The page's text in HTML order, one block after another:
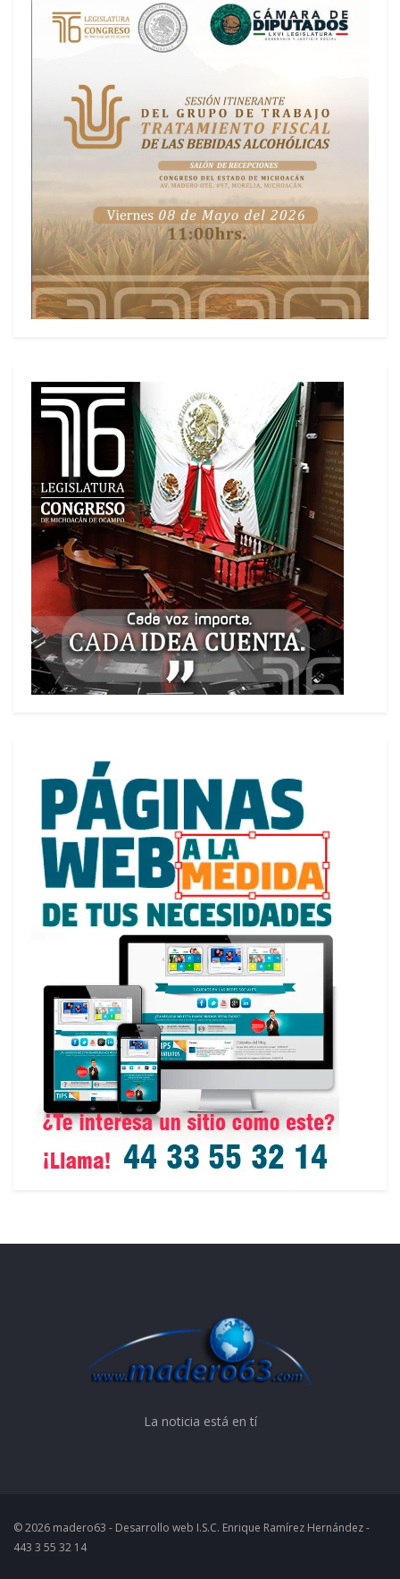
La noticia está en tí
© 2026 madero63 - Desarrollo web I.S.C. Enrique Ramírez Hernández -
443 3 55 32 14